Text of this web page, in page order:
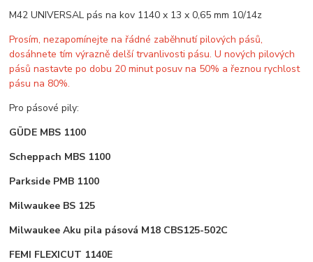
M42 UNIVERSAL pás na kov 1140 x 13 x 0,65 mm 10/14z
Prosím, nezapomínejte na řádné zaběhnutí pilových pásů,
dosáhnete tím výrazně delší trvanlivosti pásu. U nových pilových
pásů nastavte po dobu 20 minut posuv na 50% a řeznou rychlost
pásu na 80%.
Pro pásové pily:
GÜDE MBS 1100
Scheppach MBS 1100
Parkside PMB 1100
Milwaukee BS 125
Milwaukee Aku pila pásová M18 CBS125-502C
FEMI FLEXICUT 1140E